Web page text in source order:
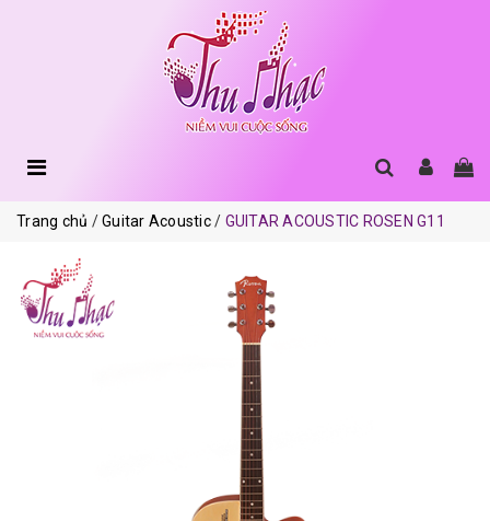
Trang chủ Guitar Acoustic GUITAR ACOUSTIC ROSEN G11